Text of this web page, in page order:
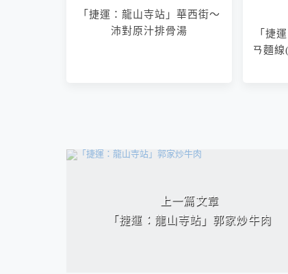
「捷
正
「捷運：龍山寺站」華西街～
沛對原汁排骨湯
「捷
ㄢ麵線
相連文章
上一篇文章
「捷運：龍山寺站」郭家炒牛肉